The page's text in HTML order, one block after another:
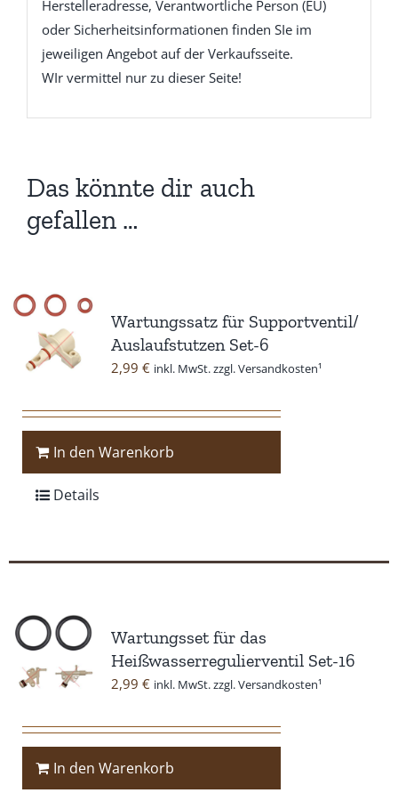
Herstelleradresse, Verantwortliche Person (EU)
oder Sicherheitsinformationen finden SIe im
jeweiligen Angebot auf der Verkaufsseite.
WIr vermittel nur zu dieser Seite!
Das könnte dir auch
gefallen …
Wartungssatz für Supportventil/
Auslaufstutzen Set-6
2,99 € inkl. MwSt. zzgl. Versandkosten¹
In den Warenkorb
Details
Wartungsset für das
Heißwasserregulierventil Set-16
2,99 € inkl. MwSt. zzgl. Versandkosten¹
In den Warenkorb